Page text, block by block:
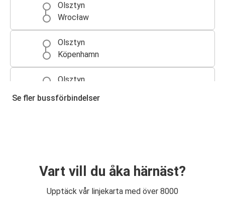
Olsztyn
Wrocław
Olsztyn
Köpenhamn
Olsztyn
Se fler bussförbindelser
Vart vill du åka härnäst?
Upptäck vår linjekarta med över 8000